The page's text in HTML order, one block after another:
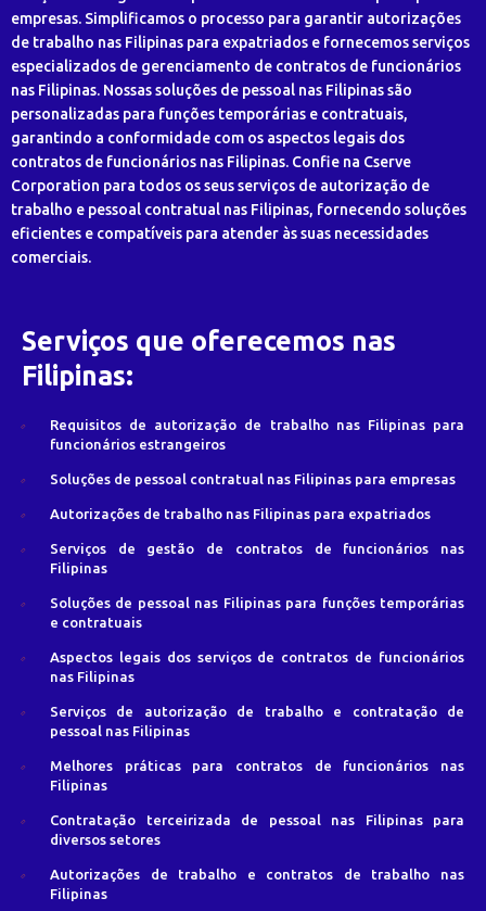
empresas. Simplificamos o processo para garantir autorizações
de trabalho nas Filipinas para expatriados e fornecemos serviços
especializados de gerenciamento de contratos de funcionários
nas Filipinas. Nossas soluções de pessoal nas Filipinas são
personalizadas para funções temporárias e contratuais,
garantindo a conformidade com os aspectos legais dos
contratos de funcionários nas Filipinas. Confie na Cserve
Corporation para todos os seus serviços de autorização de
trabalho e pessoal contratual nas Filipinas, fornecendo soluções
eficientes e compatíveis para atender às suas necessidades
comerciais.
Serviços que oferecemos nas
Filipinas:
Requisitos de autorização de trabalho nas Filipinas para
funcionários estrangeiros
Soluções de pessoal contratual nas Filipinas para empresas
Autorizações de trabalho nas Filipinas para expatriados
Serviços de gestão de contratos de funcionários nas
Filipinas
Soluções de pessoal nas Filipinas para funções temporárias
e contratuais
Aspectos legais dos serviços de contratos de funcionários
nas Filipinas
Serviços de autorização de trabalho e contratação de
pessoal nas Filipinas
Melhores práticas para contratos de funcionários nas
Filipinas
Contratação terceirizada de pessoal nas Filipinas para
diversos setores
Autorizações de trabalho e contratos de trabalho nas
Filipinas